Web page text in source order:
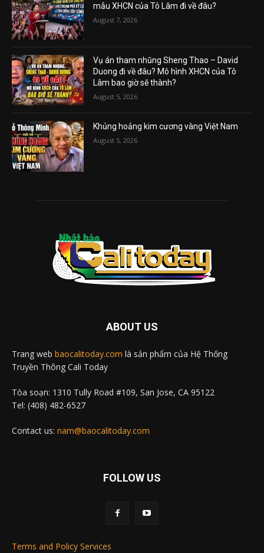
mẫu XHCN của Tô Lâm đi về đâu?
August 7, 2026
Vụ án tham nhũng Sheng Thao – David
Duong đi về đâu? Mô hình XHCN của Tô
Lâm bao giờ sẽ thành?
August 5, 2026
Khủng hoảng kim cương vàng Việt Nam
August 5, 2026
ABOUT US
Trang web baocalitoday.com là sản phẩm của Hệ Thống
Truyền Thông Cali Today
Tòa soạn: 1310 Tully Road #109, San Jose, CA 95122
Tel: (408) 482-6527
Contact us: nam@baocalitoday.com
FOLLOW US
Terms and Policy Services